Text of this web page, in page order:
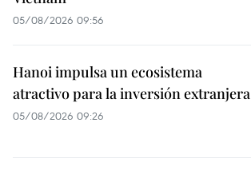
05/08/2026 09:56
Hanoi impulsa un ecosistema
atractivo para la inversión extranjera
05/08/2026 09:26